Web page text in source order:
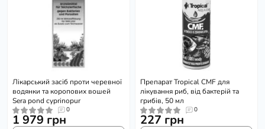
Лікарський засіб проти черевної
водянки та коропових вошей
Sera pond cyprinopur
0
1 979 грн
Препарат Tropical CMF для
лікування риб, від бактерій та
грибів, 50 мл
0
227 грн